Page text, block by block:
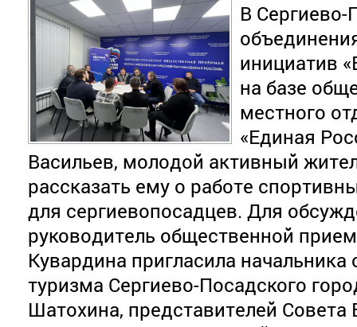
В
инициатив
на базе
местного
«Единая
Васильев, молодой активный
рассказать ему о работе
для сергиевопосадцев. Для
руководитель общественной
Кувардина пригласила начальника
туризма Сергиево-Посадского
Шатохина, представителей Совета